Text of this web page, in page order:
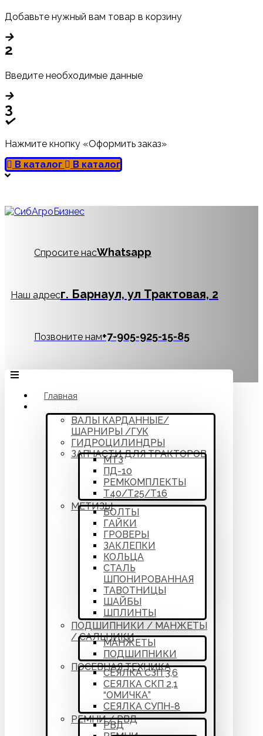
Добавьте нужный вам товар в корзину
2
Введите необходимые данные
3
Нажмите кнопку «Оформить заказ»
В каталог
В каталог
Спросите насWhatsapp
Наш адресг. Барнаул, ул Трактовая, 2
Позвоните нам‪+7-905-925-15-85
Главная
ВАЛЫ КАРДАННЫЕ/
ШАРНИРЫ /ГУК
ГИДРОЦИЛИНДРЫ
ЗАПЧАСТИ ДЛЯ ТРАКТОРОВ
МТЗ
ПД-10
РЕМКОМПЛЕКТЫ
Т40/Т25/Т16
МЕТИЗЫ
БОЛТЫ
ГАЙКИ
ГРОВЕРЫ
ЗАКЛЕПКИ
КОЛЬЦА
СТАЛЬ
ШПОНИРОВАННАЯ
ТАВОТНИЦЫ
ШАЙБЫ
ШПЛИНТЫ
ПОДШИПНИКИ / МАНЖЕТЫ
/ САЛЬНИКИ
МАНЖЕТЫ
ПОДШИПНИКИ
ПОСЕВНАЯ ТЕХНИКА
СЕЯЛКА СЗП 3,6
СЕЯЛКА СКП 2,1
“ОМИЧКА”
СЕЯЛКА СУПН-8
РЕМНИ / РВД
РВД